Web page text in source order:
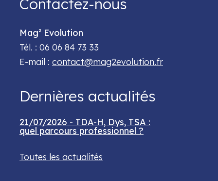
Contactez-nous
Mag² Evolution
Tél. : 06 06 84 73 33
E-mail : contact@mag2evolution.fr
Dernières actualités
21/07/2026 - TDA-H, Dys, TSA :
quel parcours professionnel ?
Toutes les actualités